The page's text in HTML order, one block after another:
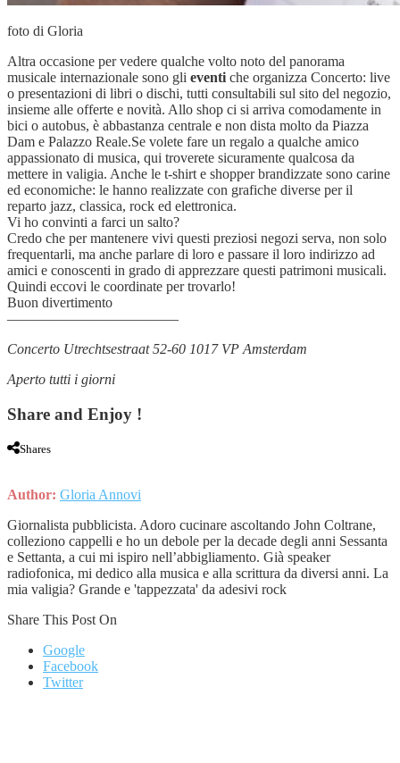
foto di Gloria
Altra occasione per vedere qualche volto noto del panorama
musicale internazionale sono gli eventi che organizza Concerto: live
o presentazioni di libri o dischi, tutti consultabili sul sito del negozio,
insieme alle offerte e novità. Allo shop ci si arriva comodamente in
bici o autobus, è abbastanza centrale e non dista molto da Piazza
Dam e Palazzo Reale.Se volete fare un regalo a qualche amico
appassionato di musica, qui troverete sicuramente qualcosa da
mettere in valigia. Anche le t-shirt e shopper brandizzate sono carine
ed economiche: le hanno realizzate con grafiche diverse per il
reparto jazz, classica, rock ed elettronica.
Vi ho convinti a farci un salto?
Credo che per mantenere vivi questi preziosi negozi serva, non solo
frequentarli, ma anche parlare di loro e passare il loro indirizzo ad
amici e conoscenti in grado di apprezzare questi patrimoni musicali.
Quindi eccovi le coordinate per trovarlo!
Buon divertimento
————————————
Concerto Utrechtsestraat 52-60 1017 VP Amsterdam
Aperto tutti i giorni
Share and Enjoy !
Shares
Author: Gloria Annovi
Giornalista pubblicista. Adoro cucinare ascoltando John Coltrane,
colleziono cappelli e ho un debole per la decade degli anni Sessanta
e Settanta, a cui mi ispiro nell’abbigliamento. Già speaker
radiofonica, mi dedico alla musica e alla scrittura da diversi anni. La
mia valigia? Grande e 'tappezzata' da adesivi rock
Share This Post On
Google
Facebook
Twitter